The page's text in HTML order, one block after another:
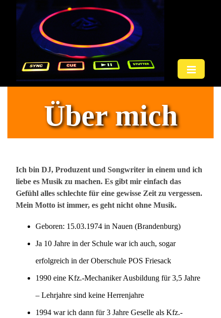
Über mich
Ich bin DJ, Produzent und Songwriter in einem und ich
liebe es Musik zu machen. Es gibt mir einfach das
Gefühl alles schlechte für eine gewisse Zeit zu vergessen.
Mein Motto ist immer, es geht nicht ohne Musik.
Geboren: 15.03.1974 in Nauen (Brandenburg)
Ja 10 Jahre in der Schule war ich auch, sogar
erfolgreich in der Oberschule POS Friesack
1990 eine Kfz.-Mechaniker Ausbildung für 3,5 Jahre
– Lehrjahre sind keine Herrenjahre
1994 war ich dann für 3 Jahre Geselle als Kfz.-